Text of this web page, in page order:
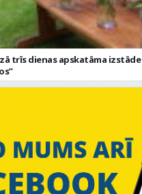
trīs dienas apskatāma izstāde